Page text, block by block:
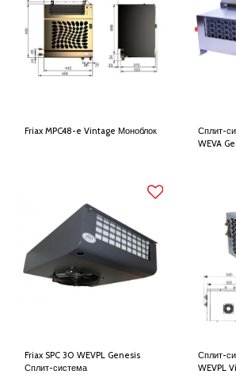
Friax MPC48-e Vintage Моноблок
Сплит-
WEVA
Friax SPC 30 WEVPL Genesis
Сплит-система
Сплит-
WEVPL